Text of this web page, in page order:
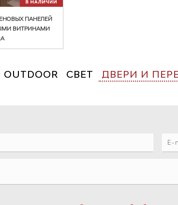
ПАНЕЛЕЙ
ВИТРИНАМИ
OUTDOOR СВЕТ ДВЕРИ И